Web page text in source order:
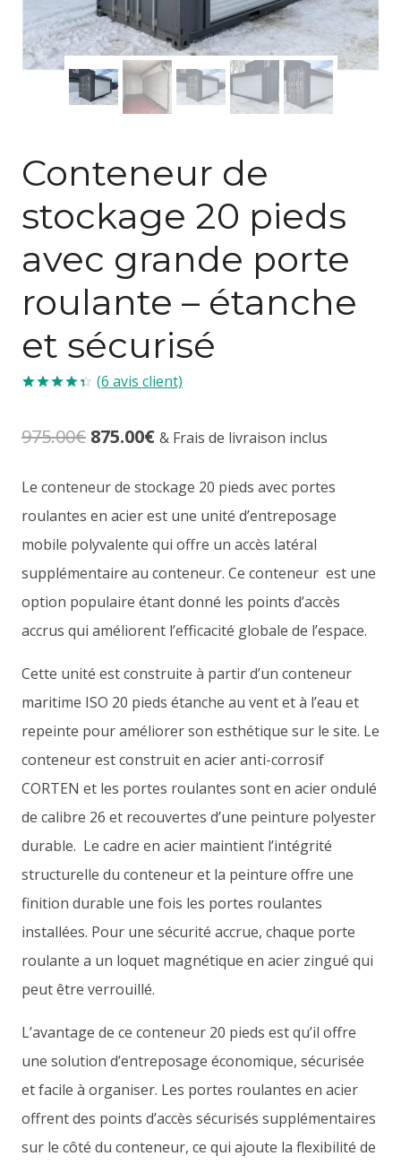
Conteneur de
stockage 20 pieds
avec grande porte
roulante – étanche
et sécurisé
basé sur
notations
(6 avis client)
975.00€ Le
initial
était :
975.00€.
875.00€Le
actuel
est :
875.00€.
& Frais de livraison inclus
Le conteneur de stockage 20 pieds avec portes
roulantes en acier est une unité d’entreposage
mobile polyvalente qui offre un accès latéral
supplémentaire au conteneur. Ce conteneur est une
option populaire étant donné les points d’accès
accrus qui améliorent l’efficacité globale de l’espace.
Cette unité est construite à partir d’un conteneur
maritime ISO 20 pieds étanche au vent et à l’eau et
repeinte pour améliorer son esthétique sur le site. Le
conteneur est construit en acier anti-corrosif
CORTEN et les portes roulantes sont en acier ondulé
de calibre 26 et recouvertes d’une peinture polyester
durable. Le cadre en acier maintient l’intégrité
structurelle du conteneur et la peinture offre une
finition durable une fois les portes roulantes
installées. Pour une sécurité accrue, chaque porte
roulante a un loquet magnétique en acier zingué qui
peut être verrouillé.
L’avantage de ce conteneur 20 pieds est qu’il offre
une solution d’entreposage économique, sécurisée
et facile à organiser. Les portes roulantes en acier
offrent des points d’accès sécurisés supplémentaires
sur le côté du conteneur, ce qui ajoute la flexibilité de